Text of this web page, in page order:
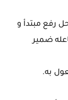
رفع مبتدأ و
ضمير
به.